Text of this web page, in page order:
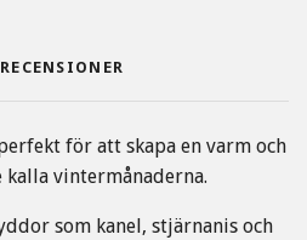
RECENSIONER
för att skapa en varm och
vintermånaderna.
som kanel, stjärnanis och